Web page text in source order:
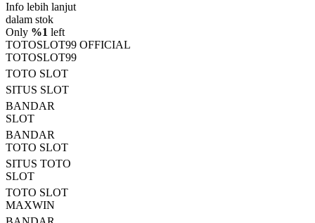
rating
rata-
rata.
Read
13
Reviews.
Tautan
halaman
yang
sama.
Info lebih lanjut
dalam stok
Only %1 left
TOTOSLOT99 OFFICIAL
TOTOSLOT99
TOTO SLOT
SITUS SLOT
BANDAR
SLOT
BANDAR
TOTO SLOT
SITUS TOTO
SLOT
TOTO SLOT
MAXWIN